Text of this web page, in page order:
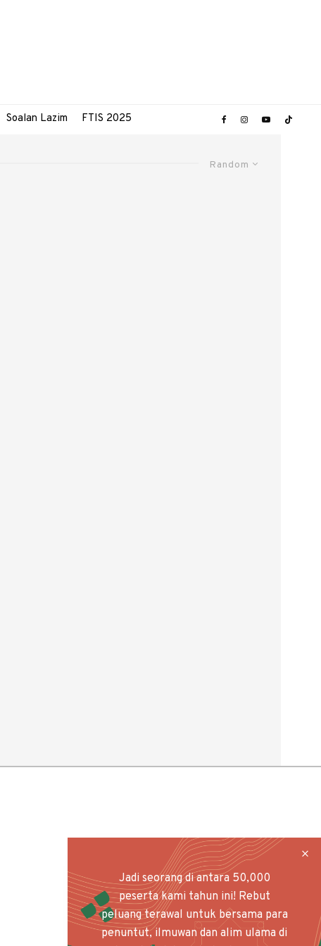
Soalan Lazim FTIS 2025
Random
Jadi seorang di antara 50,000
peserta kami tahun ini! Rebut
peluang terawal untuk bersama para
penuntut, ilmuwan dan alim ulama di